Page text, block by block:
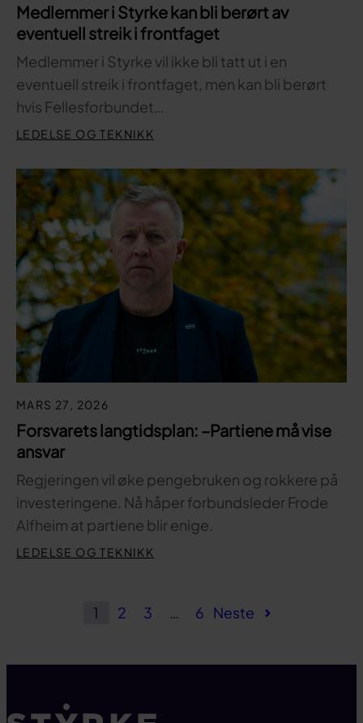
Medlemmer i Styrke kan bli berørt av
eventuell streik i frontfaget
Medlemmer i Styrke vil ikke bli tatt ut i en
eventuell streik i frontfaget, men kan bli berørt
hvis Fellesforbundet…
LEDELSE OG TEKNIKK
MARS 27, 2026
Forsvarets langtidsplan: –Partiene må vise
ansvar
Regjeringen vil øke pengebruken og rokkere på
investeringene. Nå håper forbundsleder Frode
Alfheim at partiene blir enige.
LEDELSE OG TEKNIKK
1 2 3 … 6 Neste